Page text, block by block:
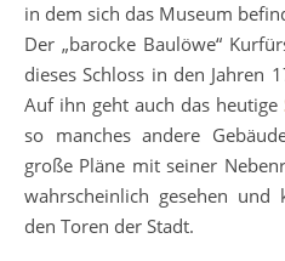
in dem sich das Museum
Der „barocke Baulöwe“
dieses Schloss in den Jahren
Auf ihn geht auch das heutige
so manches andere
große Pläne mit seiner
wahrscheinlich gesehen und
den Toren der Stadt.